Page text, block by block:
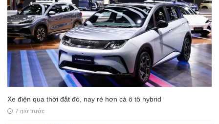
Xe điện qua thời đắt đỏ, nay rẻ hơn cả ô tô hybrid
7 giờ trước